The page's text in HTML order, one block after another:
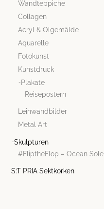
Wandteppiche
Collagen
Acryl & Ölgemälde
Aquarelle
Fotokunst
Kunstdruck
Plakate
Reisepostern
Leinwandbilder
Metal Art
Skulpturen
#FliptheFlop – Ocean Sole
S:T PRIA Sektkorken